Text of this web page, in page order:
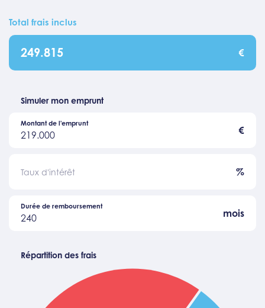
Total frais inclus
249.815 €
Simuler mon emprunt
219.000
Montant de l'emprunt
€
Taux d'intérêt %
240
Durée de remboursement
mois
Répartition des frais